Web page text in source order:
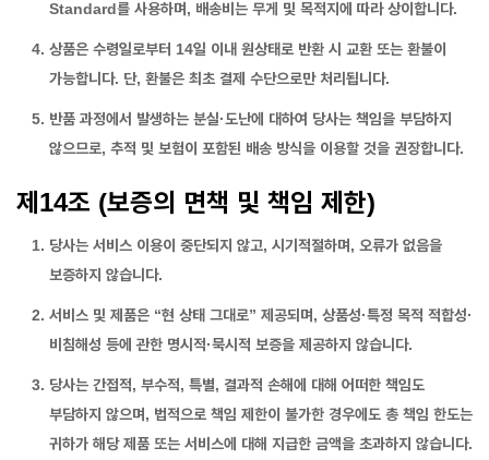
Standard를 사용하며, 배송비는 무게 및 목적지에 따라 상이합니다.
상품은 수령일로부터 14일 이내 원상태로 반환 시 교환 또는 환불이
가능합니다. 단, 환불은 최초 결제 수단으로만 처리됩니다.
반품 과정에서 발생하는 분실·도난에 대하여 당사는 책임을 부담하지
않으므로, 추적 및 보험이 포함된 배송 방식을 이용할 것을 권장합니다.
제14조 (보증의 면책 및 책임 제한)
당사는 서비스 이용이 중단되지 않고, 시기적절하며, 오류가 없음을
보증하지 않습니다.
서비스 및 제품은 “현 상태 그대로” 제공되며, 상품성·특정 목적 적합성·
비침해성 등에 관한 명시적·묵시적 보증을 제공하지 않습니다.
당사는 간접적, 부수적, 특별, 결과적 손해에 대해 어떠한 책임도
부담하지 않으며, 법적으로 책임 제한이 불가한 경우에도 총 책임 한도는
귀하가 해당 제품 또는 서비스에 대해 지급한 금액을 초과하지 않습니다.